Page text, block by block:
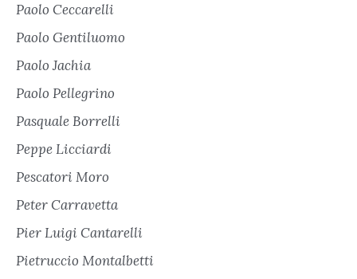
Paolo Ceccarelli
Paolo Gentiluomo
Paolo Jachia
Paolo Pellegrino
Pasquale Borrelli
Peppe Licciardi
Pescatori Moro
Peter Carravetta
Pier Luigi Cantarelli
Pietruccio Montalbetti